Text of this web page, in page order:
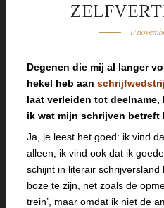
17
Degenen die mij al langer
hekel heb aan
laat verleiden tot
ik wat mijn schrijven betreft
Ja, je leest het goed: ik vind
alleen, ik vind ook dat ik
schijnt in literair schrijversland
boze te zijn, net zoals de
trein’, maar omdat ik niet de